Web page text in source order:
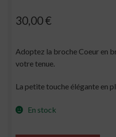
30,00€
Adoptez la broche Coeur en
votre tenue.
La petite touche élégante en
En stock